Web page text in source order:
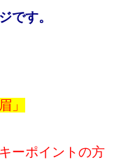
です。
」
ーポイントの方